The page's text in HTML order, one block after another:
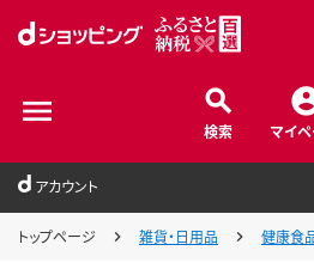
検索 マイ
アカウント
トップページ 雑貨・日用品 健康食